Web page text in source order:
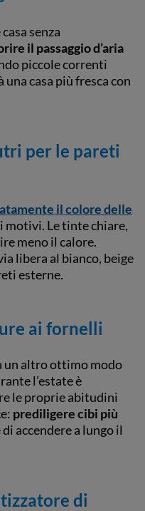
senza
il passaggio d’aria
piccole correnti
casa più fresca con
per le pareti
il colore delle
motivi. Le tinte chiare,
meno il calore.
libera al bianco, beige
esterne.
ai fornelli
un altro ottimo modo
l’estate è
le proprie abitudini
prediligere cibi più
accendere a lungo il
di